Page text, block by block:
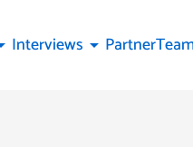
Interviews arrow_drop_down Partner